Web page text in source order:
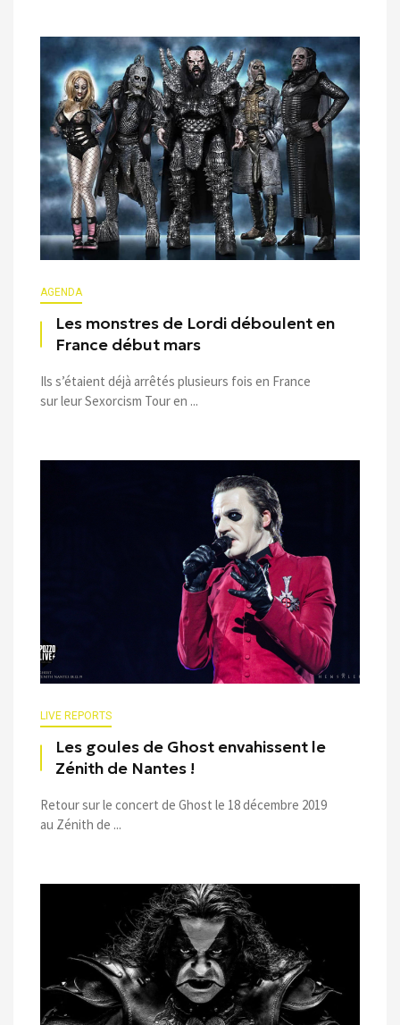
AGENDA
Les monstres de Lordi déboulent en
France début mars
Ils s’étaient déjà arrêtés plusieurs fois en France
sur leur Sexorcism Tour en ...
LIVE REPORTS
Les goules de Ghost envahissent le
Zénith de Nantes !
Retour sur le concert de Ghost le 18 décembre 2019
au Zénith de ...